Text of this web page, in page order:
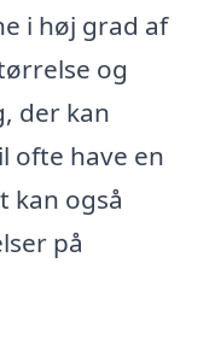
i høj grad af
og
der kan
ofte have en
kan også
på